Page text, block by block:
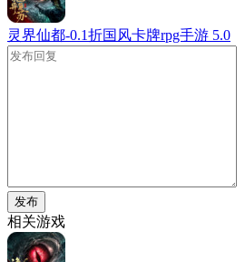
灵界仙都-0.1折国风卡牌rpg手游 5.0
发布
相关游戏